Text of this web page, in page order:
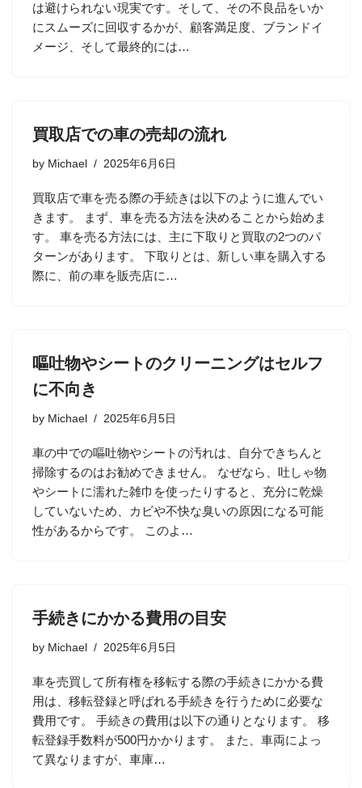
は避けられない現実です。そして、その不良品をいか
にスムーズに回収するかが、顧客満足度、ブランドイ
メージ、そして最終的には…
買取店での車の売却の流れ
by Michael 2025年6月6日
買取店で車を売る際の手続きは以下のように進んでい
きます。 まず、車を売る方法を決めることから始めま
す。 車を売る方法には、主に下取りと買取の2つのパ
ターンがあります。 下取りとは、新しい車を購入する
際に、前の車を販売店に…
嘔吐物やシートのクリーニングはセルフ
に不向き
by Michael 2025年6月5日
車の中での嘔吐物やシートの汚れは、自分できちんと
掃除するのはお勧めできません。 なぜなら、吐しゃ物
やシートに濡れた雑巾を使ったりすると、充分に乾燥
していないため、カビや不快な臭いの原因になる可能
性があるからです。 このよ…
手続きにかかる費用の目安
by Michael 2025年6月5日
車を売買して所有権を移転する際の手続きにかかる費
用は、移転登録と呼ばれる手続きを行うために必要な
費用です。 手続きの費用は以下の通りとなります。 移
転登録手数料が500円かかります。 また、車両によっ
て異なりますが、車庫…